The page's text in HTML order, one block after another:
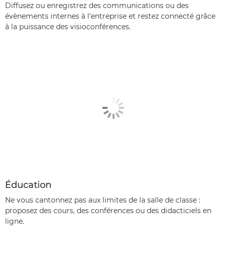
Diffusez ou enregistrez des communications ou des
évènements internes à l'entreprise et restez connecté grâce
à la puissance des visioconférences.
Éducation
Ne vous cantonnez pas aux limites de la salle de classe :
proposez des cours, des conférences ou des didacticiels en
ligne.